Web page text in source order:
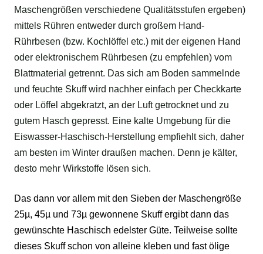
Maschengrößen verschiedene Qualitätsstufen ergeben)
mittels Rühren entweder durch großem Hand-
Rührbesen (bzw. Kochlöffel etc.) mit der eigenen Hand
oder elektronischem Rührbesen (zu empfehlen) vom
Blattmaterial getrennt. Das sich am Boden sammelnde
und feuchte Skuff wird nachher einfach per Checkkarte
oder Löffel abgekratzt, an der Luft getrocknet und zu
gutem Hasch gepresst. Eine kalte Umgebung für die
Eiswasser-Haschisch-Herstellung empfiehlt sich, daher
am besten im Winter draußen machen. Denn je kälter,
desto mehr Wirkstoffe lösen sich.
Das dann vor allem mit den Sieben der Maschengröße
25µ, 45µ und 73µ gewonnene Skuff ergibt dann das
gewünschte Haschisch edelster Güte. Teilweise sollte
dieses Skuff schon von alleine kleben und fast ölige